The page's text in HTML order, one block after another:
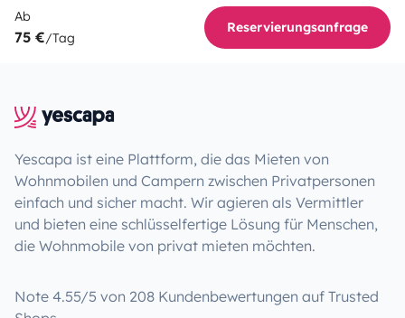
Ab
75 €/Tag
Reservierungsanfrage
Yescapa ist eine Plattform, die das Mieten von
Wohnmobilen und Campern zwischen Privatpersonen
einfach und sicher macht. Wir agieren als Vermittler
und bieten eine schlüsselfertige Lösung für Menschen,
die Wohnmobile von privat mieten möchten.
Note 4.55/5 von 208 Kundenbewertungen auf Trusted